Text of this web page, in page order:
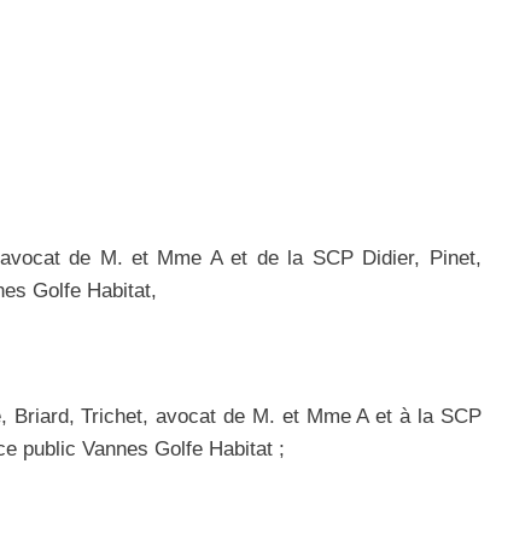
de M. et Mme A et de la SCP Didier, Pinet,
Golfe Habitat,
Briard, Trichet, avocat de M. et Mme A et à la SCP
public Vannes Golfe Habitat ;